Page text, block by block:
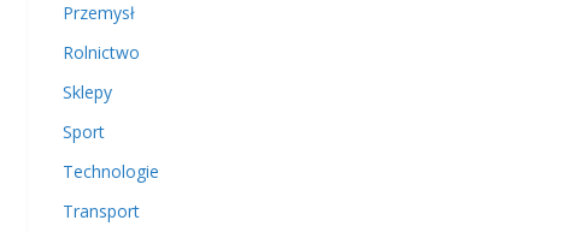
Przemysł
Rolnictwo
Sklepy
Sport
Technologie
Transport